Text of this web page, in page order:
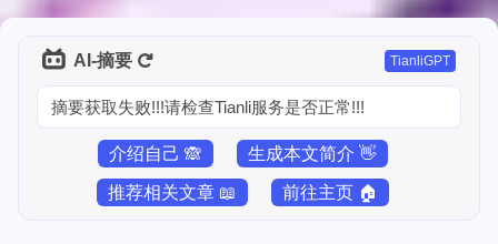
AI-摘要 TianliGPT
摘要获取失败!!!请检查Tianli服务是否正常!!!
介绍自己 🙈 生成本文简介 👋
推荐相关文章 📖 前往主页 🏠